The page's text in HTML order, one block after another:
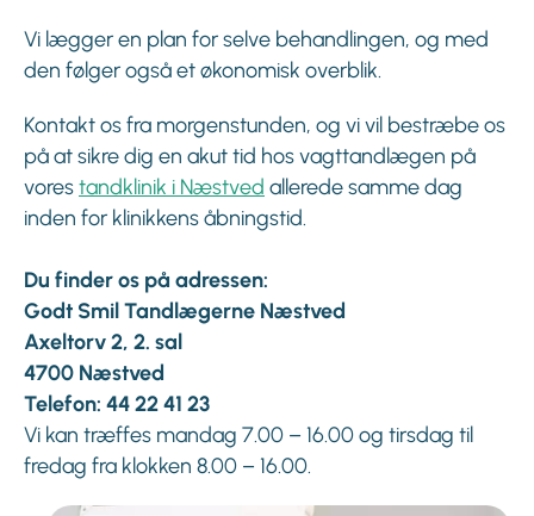
Vi lægger en plan for selve behandlingen, og med
den følger også et økonomisk overblik.
Kontakt os fra morgenstunden, og vi vil bestræbe os
på at sikre dig en akut tid hos vagttandlægen på
vorestandklinik i Næstved allerede samme dag
inden for klinikkens åbningstid.
Du finder os på adressen:
Godt Smil Tandlægerne Næstved
Axeltorv 2, 2. sal
4700 Næstved
Telefon: 44 22 41 23
Vi kan træffes mandag 7.00 – 16.00 og tirsdag til
fredag fra klokken 8.00 – 16.00.